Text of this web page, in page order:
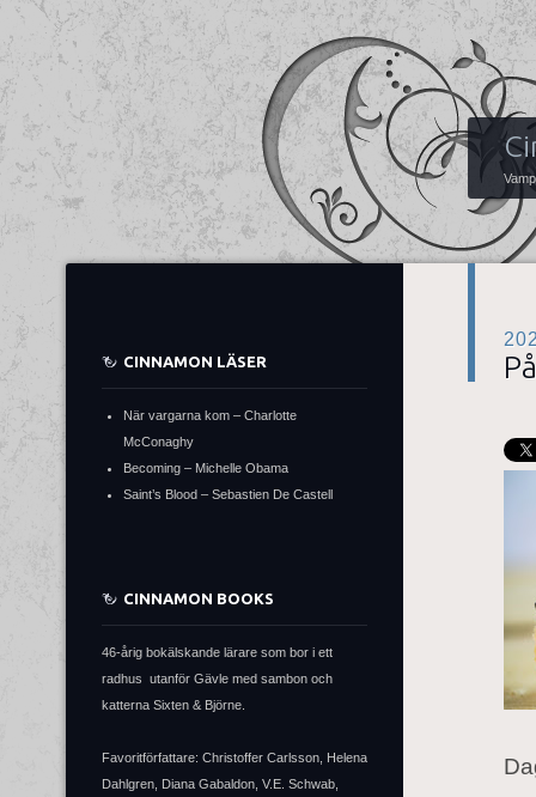
CINNAMON LÄSER
När vargarna kom – Charlotte
McConaghy
Becoming – Michelle Obama
Saint’s Blood – Sebastien De Castell
CINNAMON BOOKS
46-årig bokälskande lärare som bor i ett
radhus utanför Gävle med sambon och
katterna Sixten & Björne.
Favoritförfattare: Christoffer Carlsson, Helena
Dahlgren, Diana Gabaldon, V.E. Schwab,